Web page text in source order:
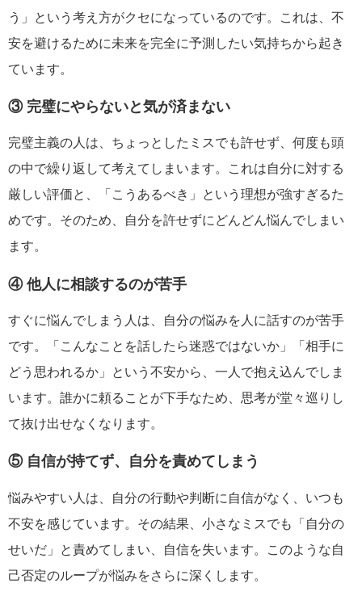
う」という考え方がクセになっているのです。これは、不
安を避けるために未来を完全に予測したい気持ちから起き
ています。
③ 完璧にやらないと気が済まない
完璧主義の人は、ちょっとしたミスでも許せず、何度も頭
の中で繰り返して考えてしまいます。これは自分に対する
厳しい評価と、「こうあるべき」という理想が強すぎるた
めです。そのため、自分を許せずにどんどん悩んでしまい
ます。
④ 他人に相談するのが苦手
すぐに悩んでしまう人は、自分の悩みを人に話すのが苦手
です。「こんなことを話したら迷惑ではないか」「相手に
どう思われるか」という不安から、一人で抱え込んでしま
います。誰かに頼ることが下手なため、思考が堂々巡りし
て抜け出せなくなります。
⑤ 自信が持てず、自分を責めてしまう
悩みやすい人は、自分の行動や判断に自信がなく、いつも
不安を感じています。その結果、小さなミスでも「自分の
せいだ」と責めてしまい、自信を失います。このような自
己否定のループが悩みをさらに深くします。